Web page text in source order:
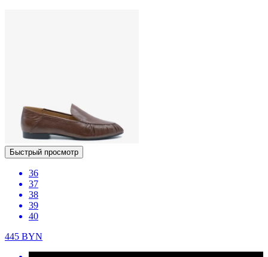
Быстрый просмотр
36
37
38
39
40
445 BYN